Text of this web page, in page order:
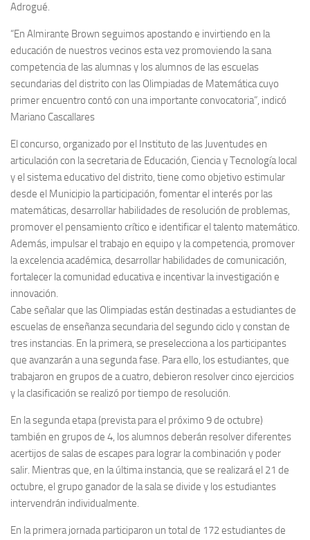
Adrogué.
“En Almirante Brown seguimos apostando e invirtiendo en la
educación de nuestros vecinos esta vez promoviendo la sana
competencia de las alumnas y los alumnos de las escuelas
secundarias del distrito con las Olimpiadas de Matemática cuyo
primer encuentro contó con una importante convocatoria”, indicó
Mariano Cascallares
El concurso, organizado por el Instituto de las Juventudes en
articulación con la secretaria de Educación, Ciencia y Tecnología local
y el sistema educativo del distrito, tiene como objetivo estimular
desde el Municipio la participación, fomentar el interés por las
matemáticas, desarrollar habilidades de resolución de problemas,
promover el pensamiento crítico e identificar el talento matemático.
Además, impulsar el trabajo en equipo y la competencia, promover
la excelencia académica, desarrollar habilidades de comunicación,
fortalecer la comunidad educativa e incentivar la investigación e
innovación.
Cabe señalar que las Olimpiadas están destinadas a estudiantes de
escuelas de enseñanza secundaria del segundo ciclo y constan de
tres instancias. En la primera, se preselecciona a los participantes
que avanzarán a una segunda fase. Para ello, los estudiantes, que
trabajaron en grupos de a cuatro, debieron resolver cinco ejercicios
y la clasificación se realizó por tiempo de resolución.
En la segunda etapa (prevista para el próximo 9 de octubre)
también en grupos de 4, los alumnos deberán resolver diferentes
acertijos de salas de escapes para lograr la combinación y poder
salir. Mientras que, en la última instancia, que se realizará el 21 de
octubre, el grupo ganador de la sala se divide y los estudiantes
intervendrán individualmente.
En la primera jornada participaron un total de 172 estudiantes de